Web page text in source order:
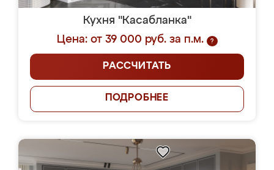
Кухня "Касабланка"
Цена: от 39 000 руб. за п.м.
?
РАССЧИТАТЬ
ПОДРОБНЕЕ